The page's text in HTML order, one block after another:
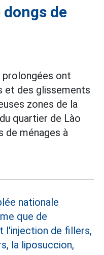
de
ont
et des glissements
zones de la
quartier de Lào
de ménages à